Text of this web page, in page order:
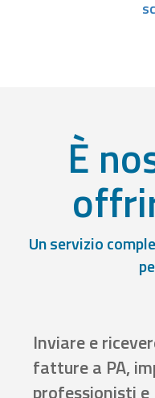
È
Un servizio
Inviare e
fatture a PA,
professionisti e